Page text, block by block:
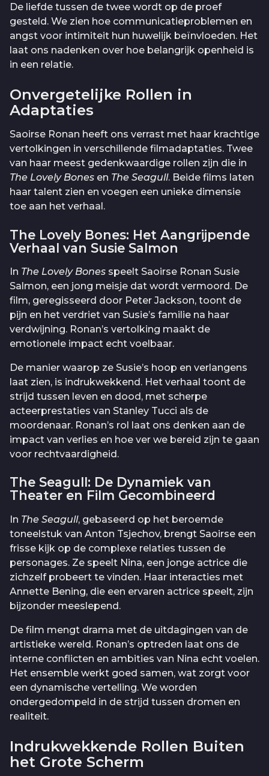
De liefde tussen de twee wordt op de proef
gesteld. We zien hoe communicatieproblemen en
angst voor intimiteit hun huwelijk beïnvloeden. Het
laat ons nadenken over hoe belangrijk openheid is
in een relatie.
Onvergetelijke Rollen in
Adaptaties
Saoirse Ronan heeft ons verrast met haar krachtige
vertolkingen in verschillende filmadaptaties. Twee
van haar meest gedenkwaardige rollen zijn die in
The Lovely Bones en The Seagull. Beide films laten
haar talent zien en voegen een unieke dimensie
toe aan het verhaal.
The Lovely Bones: Het Aangrijpende
Verhaal van Susie Salmon
In The Lovely Bones speelt Saoirse Ronan Susie
Salmon, een jong meisje dat wordt vermoord. De
film, geregisseerd door Peter Jackson, toont de
pijn en het verdriet van Susie’s familie na haar
verdwijning. Ronan’s vertolking maakt de
emotionele impact echt voelbaar.
De manier waarop ze Susie’s hoop en verlangens
laat zien, is indrukwekkend. Het verhaal toont de
strijd tussen leven en dood, met scherpe
acteerprestaties van Stanley Tucci als de
moordenaar. Ronan’s rol laat ons denken aan de
impact van verlies en hoe ver we bereid zijn te gaan
voor rechtvaardigheid.
The Seagull: De Dynamiek van
Theater en Film Gecombineerd
In The Seagull, gebaseerd op het beroemde
toneelstuk van Anton Tsjechov, brengt Saoirse een
frisse kijk op de complexe relaties tussen de
personages. Ze speelt Nina, een jonge actrice die
zichzelf probeert te vinden. Haar interacties met
Annette Bening, die een ervaren actrice speelt, zijn
bijzonder meeslepend.
De film mengt drama met de uitdagingen van de
artistieke wereld. Ronan’s optreden laat ons de
interne conflicten en ambities van Nina echt voelen.
Het ensemble werkt goed samen, wat zorgt voor
een dynamische vertelling. We worden
ondergedompeld in de strijd tussen dromen en
realiteit.
Indrukwekkende Rollen Buiten
het Grote Scherm